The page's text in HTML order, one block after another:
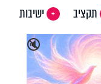
תקציב
ישיבות
🔇